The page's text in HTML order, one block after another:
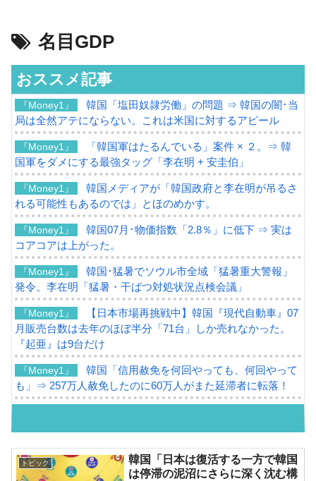
名目GDP
おススメ記事
『Money1』
韓国「塩田奴隷労働」の問題 ⇒ 韓国の闇･当
局は全然アテにならない。これは米国に対するアピール
『Money1』
「韓国軍はたるんでいる」案件 × ２。⇒ 韓
国軍をダメにする最強タッグ「李在明 + 安圭伯」
『Money1』
韓国メディアが「韓国政府と李在明が吊るさ
れる可能性もあるのでは」とほのめかす。
『Money1』
韓国07月･物価指数「2.8％」に低下 ⇒ 実は
コアコアは上がった。
『Money1』
韓国･猛暑でソウル市全域「猛暑重大警報」
発令。李在明「猛暑・干ばつ対処状況点検会議」
『Money1』
【日本市場再挑戦中】韓国『現代自動車』07
月販売台数は去年のほぼ半分「71台」しか売れなかった。
『起亜』は9台だけ
『Money1』
韓国「信用赦免を何回やっても、何回やって
も」⇒ 257万人赦免したのに60万人がまた延滞者に転落！
『Money1』
韓国「2026年07月の輸出入」絶好調。半導体
だけで410億ドル、輸出全体の41％もある
トピック
韓国「日本は復活する一方で韓国
は停滞の泥沼にさらに深く沈む構